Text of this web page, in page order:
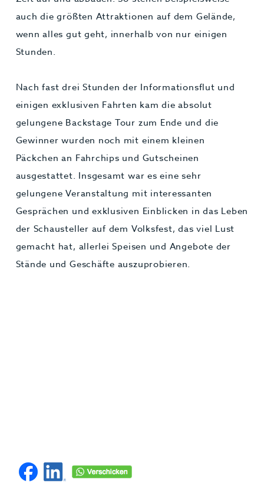
auch die größten Attraktionen auf dem Gelände,
wenn alles gut geht, innerhalb von nur einigen
Stunden.
Nach fast drei Stunden der Informationsflut und
einigen exklusiven Fahrten kam die absolut
gelungene Backstage Tour zum Ende und die
Gewinner wurden noch mit einem kleinen
Päckchen an Fahrchips und Gutscheinen
ausgestattet. Insgesamt war es eine sehr
gelungene Veranstaltung mit interessanten
Gesprächen und exklusiven Einblicken in das Leben
der Schausteller auf dem Volksfest, das viel Lust
gemacht hat, allerlei Speisen und Angebote der
Stände und Geschäfte auszuprobieren.